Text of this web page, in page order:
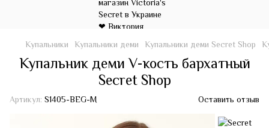
Купальники Купальники деми Купальники деми Secret Shop
Купальник деми V-кость бархатный
Secret Shop
Артикул: S1405-BEG-M Оставить отзыв